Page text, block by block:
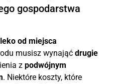
gospodarstwa
od miejsca
musisz wynająć drugie
z podwójnym
. Niektóre koszty, które